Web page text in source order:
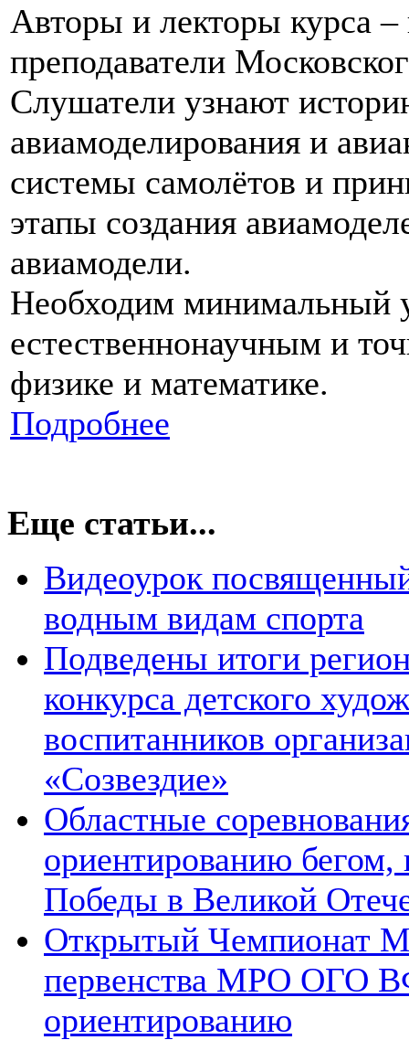
Авторы и лекторы курса
преподаватели
Слушатели узнают
авиамоделирования и
системы самолётов и
этапы создания
авиамодели.
Необходим минимальный
естественнонаучным и
физике и математике.
Подробнее
Еще статьи...
Видеоурок
водным видам спорта
Подведены итоги
конкурса детского
воспитанников
«Созвездие»
Областные
ориентированию
Победы в Великой
Открытый
первенства МРО ОГО
ориентированию